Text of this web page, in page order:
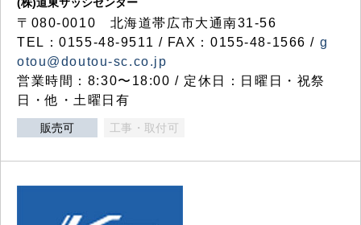
〒080-0010 北海道帯広市大通南31-56
TEL：0155-48-9511 / FAX：0155-48-1566 / g
otou@doutou-sc.co.jp
営業時間：8:30〜18:00 / 定休日：日曜日・祝祭
日・他・土曜日有
販売可 工事・取付可